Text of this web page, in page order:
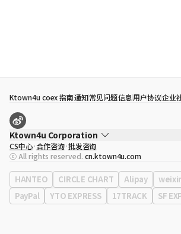
Ktown4u coex 指南通知常见问题信息用户协议企业
Ktown4u Corporation
代表
宋効珉
营业执照 120-87-71116
公司地址 首尔特别市 江南区 岭东大路 513号 3楼 （三
CS中心 合作咨询 批发咨询
ⓒ All rights reserved. cn.ktown4u.com
HANTEO CIRCLE CHART Alipay
PayPal
YTO EXPRESS 17TRACK SF